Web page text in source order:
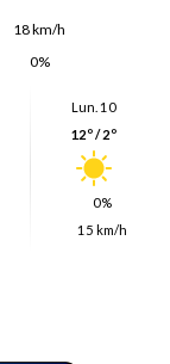
18 km/h
0%
Lun. 10
12º / 2º
0%
15 km/h